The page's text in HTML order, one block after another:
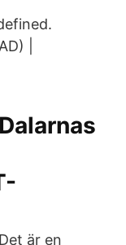
|
Dalarnas
Det är en